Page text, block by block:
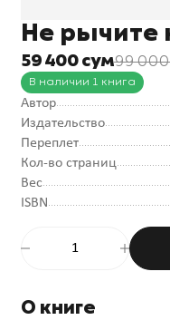
Не рычите
59 400 сум99
В наличии 1 книга
Автор
Издательство
Переплет
Кол-во страниц
Вес
ISBN
О книге